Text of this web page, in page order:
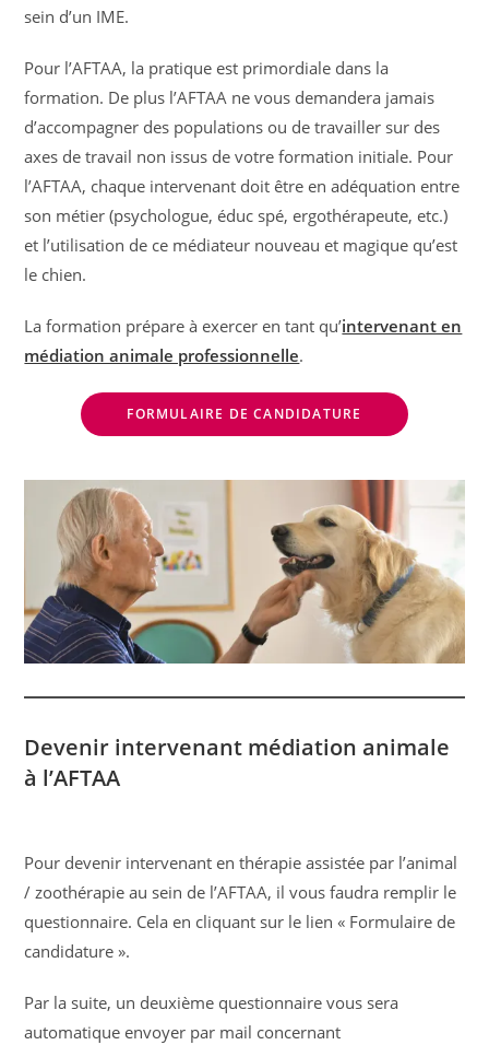
sein d’un IME.
Pour l’AFTAA, la pratique est primordiale dans la
formation. De plus l’AFTAA ne vous demandera jamais
d’accompagner des populations ou de travailler sur des
axes de travail non issus de votre formation initiale. Pour
l’AFTAA, chaque intervenant doit être en adéquation entre
son métier (psychologue, éduc spé, ergothérapeute, etc.)
et l’utilisation de ce médiateur nouveau et magique qu’est
le chien.
La formation prépare à exercer en tant qu’intervenant en
médiation animale professionnelle.
FORMULAIRE DE CANDIDATURE
Devenir intervenant médiation animale
à l’AFTAA
Pour devenir intervenant en thérapie assistée par l’animal
/ zoothérapie au sein de l’AFTAA, il vous faudra remplir le
questionnaire. Cela en cliquant sur le lien « Formulaire de
candidature ».
Par la suite, un deuxième questionnaire vous sera
automatique envoyer par mail concernant